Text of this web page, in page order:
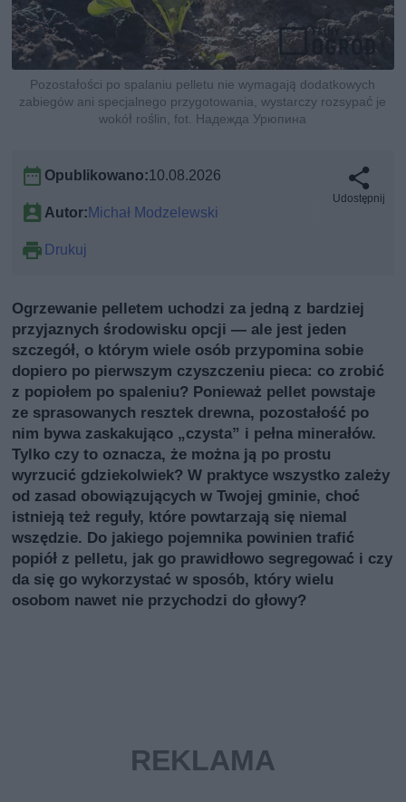
Pozostałości po spalaniu pelletu nie wymagają dodatkowych
zabiegów ani specjalnego przygotowania, wystarczy rozsypać je
wokół roślin, fot. Надежда Урюпина
Opublikowano:10.08.2026
Autor:Michał Modzelewski
Drukuj
Udostępnij
Ogrzewanie pelletem uchodzi za jedną z bardziej
przyjaznych środowisku opcji — ale jest jeden
szczegół, o którym wiele osób przypomina sobie
dopiero po pierwszym czyszczeniu pieca: co zrobić
z popiołem po spaleniu? Ponieważ pellet powstaje
ze sprasowanych resztek drewna, pozostałość po
nim bywa zaskakująco „czysta” i pełna minerałów.
Tylko czy to oznacza, że można ją po prostu
wyrzucić gdziekolwiek? W praktyce wszystko zależy
od zasad obowiązujących w Twojej gminie, choć
istnieją też reguły, które powtarzają się niemal
wszędzie. Do jakiego pojemnika powinien trafić
popiół z pelletu, jak go prawidłowo segregować i czy
da się go wykorzystać w sposób, który wielu
osobom nawet nie przychodzi do głowy?